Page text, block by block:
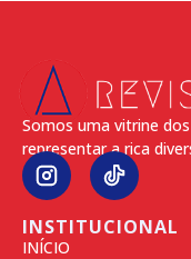
Somos uma vitrine
representar a rica
INSTITUCIONAL
INÍCIO